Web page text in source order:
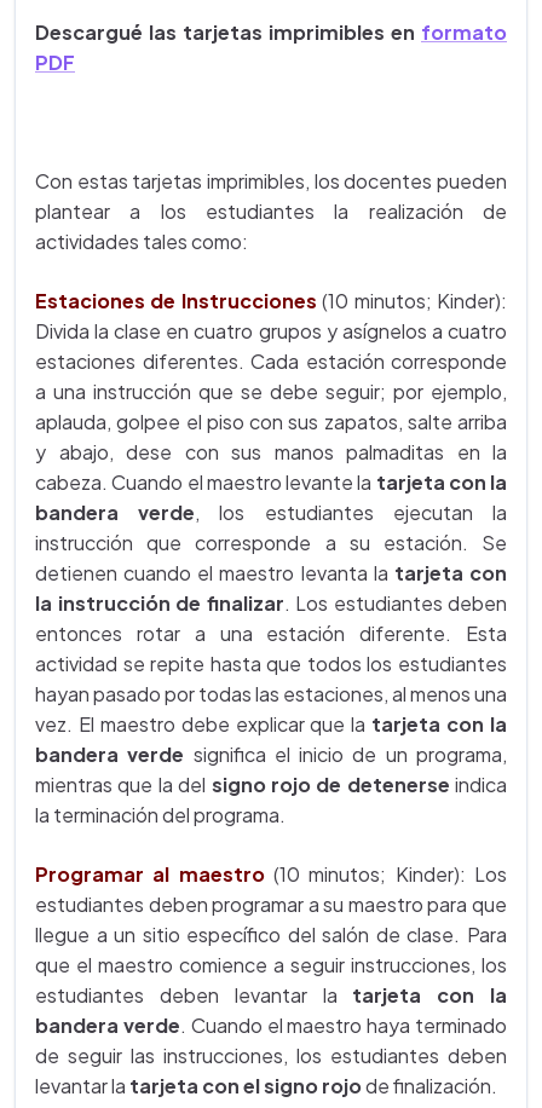
Descargué las tarjetas imprimibles en formato
PDF
Con estas tarjetas imprimibles, los docentes pueden
plantear a los estudiantes la realización de
actividades tales como:
Estaciones de Instrucciones (10 minutos; Kinder):
Divida la clase en cuatro grupos y asígnelos a cuatro
estaciones diferentes. Cada estación corresponde
a una instrucción que se debe seguir; por ejemplo,
aplauda, golpee el piso con sus zapatos, salte arriba
y abajo, dese con sus manos palmaditas en la
cabeza. Cuando el maestro levante la tarjeta con la
bandera verde, los estudiantes ejecutan la
instrucción que corresponde a su estación. Se
detienen cuando el maestro levanta la tarjeta con
la instrucción de finalizar. Los estudiantes deben
entonces rotar a una estación diferente. Esta
actividad se repite hasta que todos los estudiantes
hayan pasado por todas las estaciones, al menos una
vez. El maestro debe explicar que la tarjeta con la
bandera verde significa el inicio de un programa,
mientras que la del signo rojo de detenerse indica
la terminación del programa.
Programar al maestro(10 minutos; Kinder): Los
estudiantes deben programar a su maestro para que
llegue a un sitio específico del salón de clase. Para
que el maestro comience a seguir instrucciones, los
estudiantes deben levantar la tarjeta con la
bandera verde. Cuando el maestro haya terminado
de seguir las instrucciones, los estudiantes deben
levantar la tarjeta con el signo rojode finalización.